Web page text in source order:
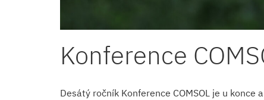
Konference
Desátý ročník Konference COMSOL je u